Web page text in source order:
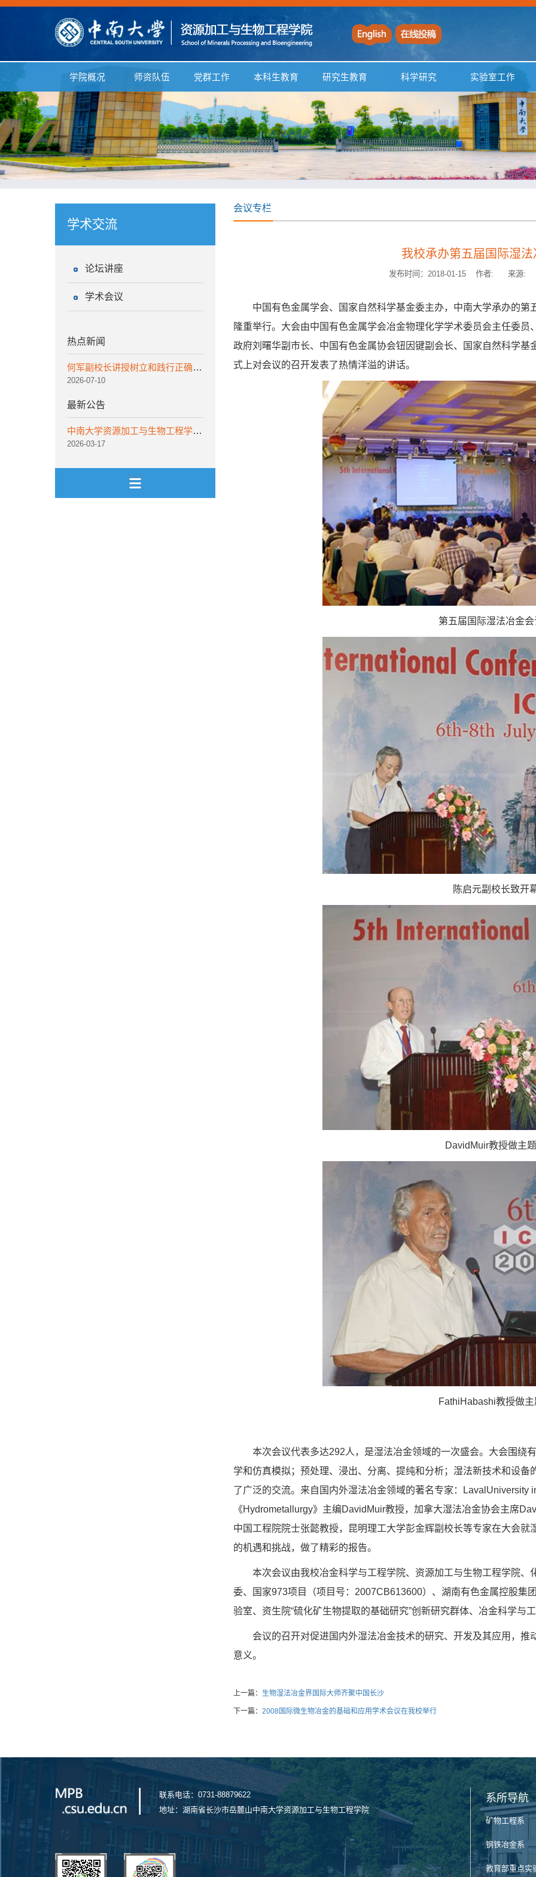
学院概况 师资队伍 党群工作 本科生教育 研究生教育 科学研究 实验室工作
学术交流
论坛讲座
学术会议
热点新闻
何军副校长讲授树立和践行正确政绩观学习教育专题党课
2026-07-10
最新公告
中南大学资源加工与生物工程学院非事业编工作人员招聘公告
2026-03-17
会议专栏
我校承办第五届国际湿
发布时间：2018-01-15 作者: 来源:
中国有色金属学会、国家自然科学基金委主办，中南大学承办的
隆重举行。大会由中国有色金属学会冶金物理化学学术委员会主任委
政府刘曙华副市长、中国有色金属协会钮因键副会长、国家自然科学
式上对会议的召开发表了热情洋溢的讲话。
第五届国际湿法冶金
陈启元副校长致开
DavidMuir教授做主
FathiHabashi教授做
本次会议代表多达292人，是湿法冶金领域的一次盛会。大会围绕
学和仿真模拟；预处理、浸出、分离、提纯和分析；湿法新技术和设
了广泛的交流。来自国内外湿法冶金领域的著名专家：LavalUniversity
《Hydrometallurgy》主编DavidMuir教授，加拿大湿法冶金协会主席
中国工程院院士张懿教授，昆明理工大学彭金辉副校长等专家在大会
的机遇和挑战，做了精彩的报告。
本次会议由我校冶金科学与工程学院、资源加工与生物工程学院
委、国家973项目（项目号：2007CB613600）、湖南有色金属控股集
验室、资生院“硫化矿生物提取的基础研究”创新研究群体、冶金科学与
会议的召开对促进国内外湿法冶金技术的研究、开发及其应用，
意义。
上一篇： 生物湿法冶金界国际大师齐聚中国长沙
下一篇： 2008国际微生物冶金的基础和应用学术会议在我校举行
联系电话：0731-88879622
地址：湖南省长沙市岳麓山中南大学资源加工与生物工程学院
系所导航
矿物工程系
钢铁冶金系
教育部重点实